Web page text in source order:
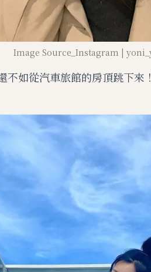
Image Source_Instagram |
不如從汽車旅館的房頂跳下